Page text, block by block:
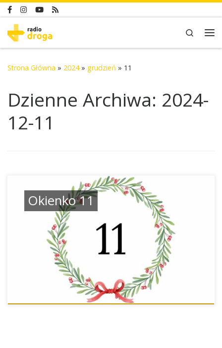
Skip to content
Search
Strona Główna » 2024 » grudzień » 11
Dzienne Archiwa: 2024-
12-11
Okienko 11